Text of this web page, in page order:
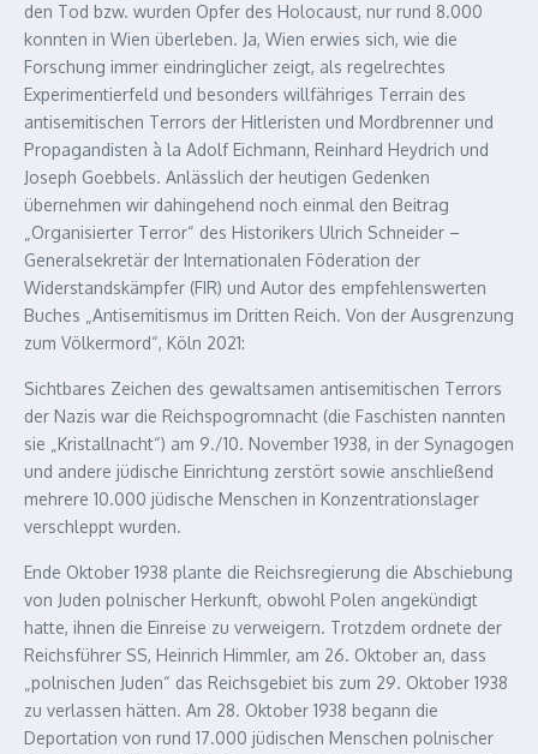
den Tod bzw. wurden Opfer des Holocaust, nur rund 8.000
konnten in Wien überleben. Ja, Wien erwies sich, wie die
Forschung immer eindringlicher zeigt, als regelrechtes
Experimentierfeld und besonders willfähriges Terrain des
antisemitischen Terrors der Hitleristen und Mordbrenner und
Propagandisten à la Adolf Eichmann, Reinhard Heydrich und
Joseph Goebbels. Anlässlich der heutigen Gedenken
übernehmen wir dahingehend noch einmal den Beitrag
„Organisierter Terror“ des Historikers Ulrich Schneider –
Generalsekretär der Internationalen Föderation der
Widerstandskämpfer (FIR) und Autor des empfehlenswerten
Buches „Antisemitismus im Dritten Reich. Von der Ausgrenzung
zum Völkermord“, Köln 2021:
Sichtbares Zeichen des gewaltsamen antisemitischen Terrors
der Nazis war die Reichspogromnacht (die Faschisten nannten
sie „Kristallnacht“) am 9./10. November 1938, in der Synagogen
und andere jüdische Einrichtung zerstört sowie anschließend
mehrere 10.000 jüdische Menschen in Konzentrationslager
verschleppt wurden.
Ende Oktober 1938 plante die Reichsregierung die Abschiebung
von Juden polnischer Herkunft, obwohl Polen angekündigt
hatte, ihnen die Einreise zu verweigern. Trotzdem ordnete der
Reichsführer SS, Heinrich Himmler, am 26. Oktober an, dass
„polnischen Juden“ das Reichsgebiet bis zum 29. Oktober 1938
zu verlassen hätten. Am 28. Oktober 1938 begann die
Deportation von rund 17.000 jüdischen Menschen polnischer